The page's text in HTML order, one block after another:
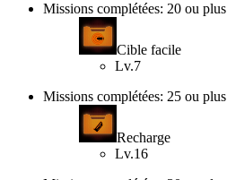
Missions complétées: 20 ou plus
Cible facile
Lv.7
Missions complétées: 25 ou plus
Recharge
Lv.16